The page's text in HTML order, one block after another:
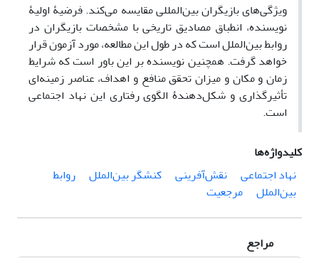
ویژگی‌های بازیگران بین‌المللی مقایسه می‌کند. فرضیۀ اولیۀ
نویسنده، انطباق مصادیق تاریخی با مشخصات بازیگران در
روابط بین‌الملل است که در طول این مطالعه، مورد آزمون قرار
خواهد گرفت. همچنین نویسنده بر این باور است که شرایط
زمان و مکان و میزان تحقق منافع و اهداف، عناصر زمینه‌ای
تأثیرگذاری و شکل‌دهندۀ الگوی رفتاری این نهاد اجتماعی
است.
کلیدواژه‌ها
نهاد اجتماعی
نقش‌آفرینی کنشگر بین‌الملل
روابط
بین‌الملل
مرجعیت
مراجع